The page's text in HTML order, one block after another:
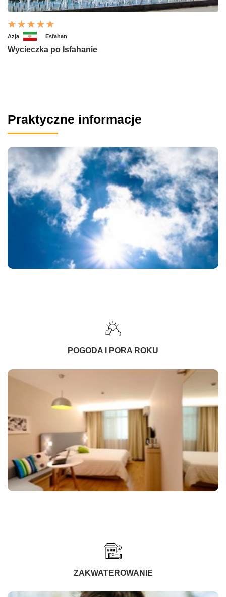
Azja Esfahan
Wycieczka po Isfahanie
Praktyczne informacje
POGODA I PORA ROKU
ZAKWATEROWANIE